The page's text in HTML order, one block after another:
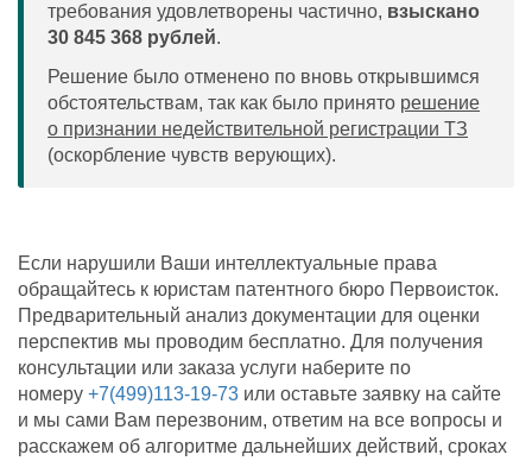
требования удовлетворены частично, взыскано
30 845 368 рублей.
Решение было отменено по вновь открывшимся
обстоятельствам, так как было принято решение
о признании недействительной регистрации ТЗ
(оскорбление чувств верующих).
Если нарушили Ваши интеллектуальные права
обращайтесь к юристам патентного бюро Первоисток.
Предварительный анализ документации для оценки
перспектив мы проводим бесплатно. Для получения
консультации или заказа услуги наберите по
номеру +7(499)113-19-73 или оставьте заявку на сайте
и мы сами Вам перезвоним, ответим на все вопросы и
расскажем об алгоритме дальнейших действий, сроках